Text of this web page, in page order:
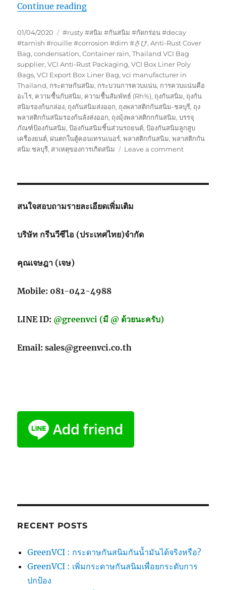
Continue reading“กระดาษกันสนิมใช้สำหรับกันสนิม”
Posted
on
01/04/2020 Tags
#rusty #สนิม #กันสนิม #กัดกร่อน #decay
#tarnish #rouille #corrosion #dim #さび,Anti-Rust Cover
Bag,condensation,Container rain,Thailand VCI Bag
supplier,VCI Anti-Rust Packaging,VCI Box Liner Poly
Bags,VCI Export Box Liner Bag,vci manufacturer in
Thailand, กระดาษกันสนิม, กระบวนการควบแน่น, การควบแน่นคือ
อะไร, ความชื้นกับสนิม, ความชื้นสัมพัทธ์ (Rh%), ถุงกันสนิม, ถุงกัน
สนิมรองก้นกล่อง, ถุงกันสนิมส่งออก, ถุงพลาสติกกันสนิม-ชลบุรี, ถุง
พลาสติกกันสนิมรองก้นลังส่งออก, ถุงมุ้งพลาสติกกกันสนิม,บรรจุ
ภัณฑ์ป้องกันสนิม,ป้องกันสนิมชิ้นส่วนรถยนต์,ป้องกันสนิมลูกสูบ
เครื่องยนต์, ฝนตกในตู้คอนเทรนเนอร์,พลาสติกกันสนิม,พลาสติกกัน
สนิม ชลบุรี, สาเหตุของการเกิดสนิม Leave a commenton
สนใจสอบถามรายละเอียดเพิ่มเติม
บริษัท กรีนวีซีไอ (ประเทศไทย)จำกัด
คุณเจษฎา (เจษ)
Mobile: 081-042-4988
LINE ID: @greenvci (มี @ ด้วยนะครับ)
Email: sales@greenvci.co.th
RECENT POSTS
GreenVCI : กระดาษกันสนิมกันน้ำมันได้จริงหรือ?
GreenVCI : เพิ่มกระดาษกันสนิมเพื่อยกระดับการ
ปกป้อง